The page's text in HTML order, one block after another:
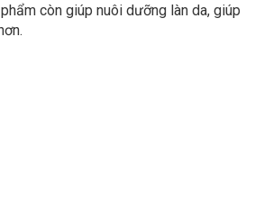
còn giúp nuôi dưỡng làn da, giúp